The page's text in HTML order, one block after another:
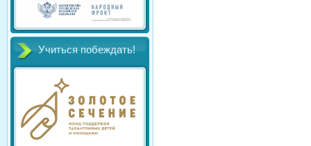
Учиться побеждать!